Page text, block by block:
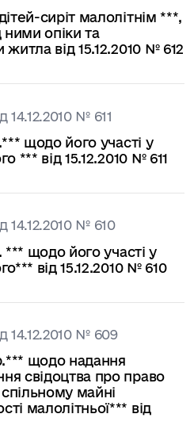
сиріт малолітнім ***,
опіки та
від 15.12.2010 № 612
14.12.2010 № 611
щодо його участі у
*** від 15.12.2010 № 611
14.12.2010 № 610
щодо його участі у
від 15.12.2010 № 610
14.12.2010 № 609
щодо надання
свідоцтва про право
майні
малолітньої*** від